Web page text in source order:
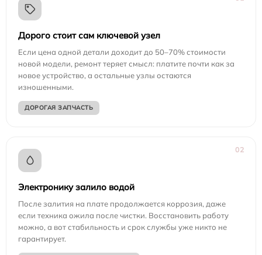
Дорого стоит сам ключевой узел
Если цена одной детали доходит до 50–70% стоимости
новой модели, ремонт теряет смысл: платите почти как за
новое устройство, а остальные узлы остаются
изношенными.
ДОРОГАЯ ЗАПЧАСТЬ
02
Электронику залило водой
После залития на плате продолжается коррозия, даже
если техника ожила после чистки. Восстановить работу
можно, а вот стабильность и срок службы уже никто не
гарантирует.